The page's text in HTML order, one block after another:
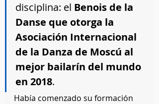
disciplina: el Benois de la
Danse que otorga la
Asociación Internacional
de la Danza de Moscú al
mejor bailarín del mundo
en 2018.
Había comenzado su formación